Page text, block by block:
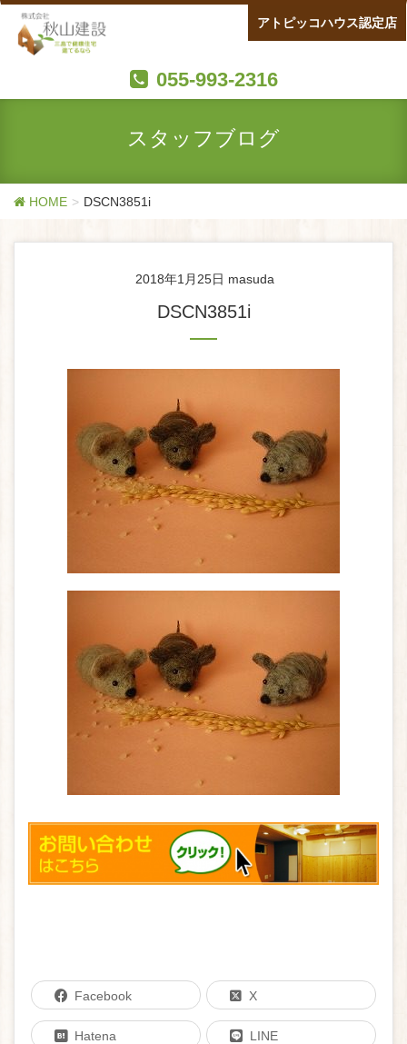
055-993-2316
アトピッコハウス認定店
スタッフブログ
HOME DSCN3851i
2018年1月25日 masuda
DSCN3851i
Facebook X
Hatena LINE